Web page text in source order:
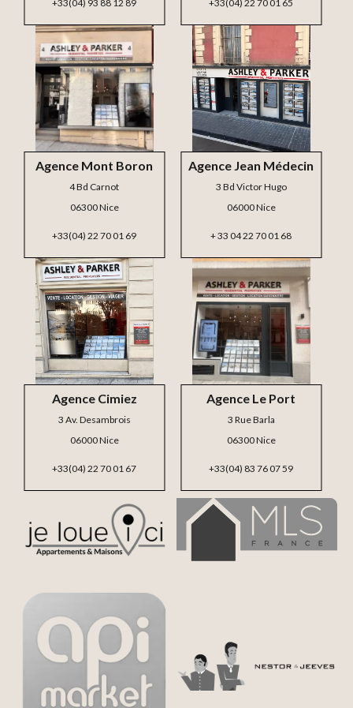
Agence Le Port
3 Rue Barla
06300 Nice
+33(04) 83 76 07 59
Agence Cimiez
3 Av. Desambrois
06000 Nice
+33(04) 22 70 01 67
Agence Jean Médecin
3 Bd Victor Hugo
06000 Nice
+ 33 04 22 70 01 68
+33(04) 93 88 12 89 +33(04) 22 70 01 65
Agence Mont Boron
4 Bd Carnot
06300 Nice
+33(04) 22 70 01 69